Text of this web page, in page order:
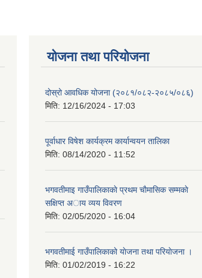
योजना तथा परियोजना
दोस्रो आवधिक योजना (२०८१/०८२-२०८५/०८६)
मिति: 12/16/2024 - 17:03
पूर्वाधार विषेश कार्यक्रम कार्यान्वयन तालिका
मिति: 08/14/2020 - 11:52
भगवतीमाइ गाउँपालिकाकाे प्रथम चाैमासिक सम्मकाे
सक्षिप्त अाय व्यय विवरण
मिति: 02/05/2020 - 16:04
भगवतीमाई गाउँपालिकाको याेजना तथा परियाेजना ।
मिति: 01/02/2019 - 16:22